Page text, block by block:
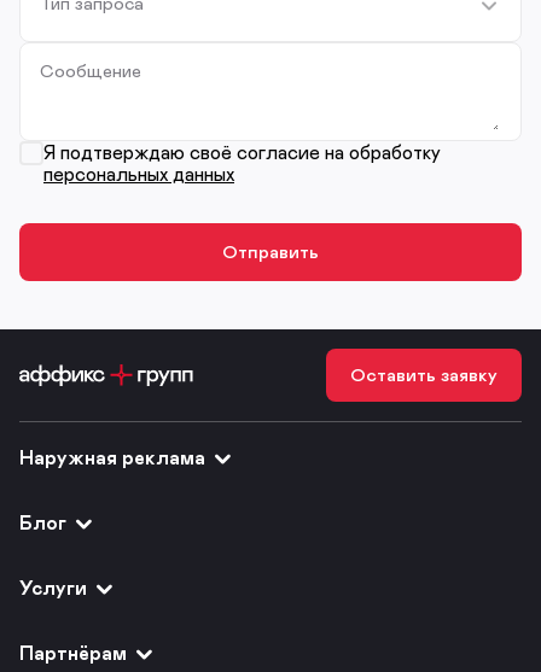
Сообщение
Я подтверждаю своё согласие на обработку
персональных данных
Оставить заявку
Наружная реклама
Блог
Услуги
Партнёрам